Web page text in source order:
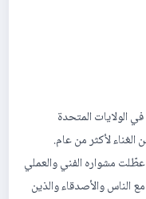
الولايات المتحدة
لأكثر من عام.
مشواره الفني والعملي
الناس والأصدقاء والذين